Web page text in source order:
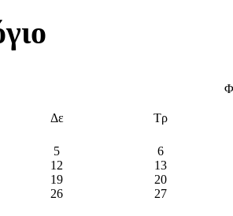
Δε Τρ
5
6
12
13
19
20
26 27